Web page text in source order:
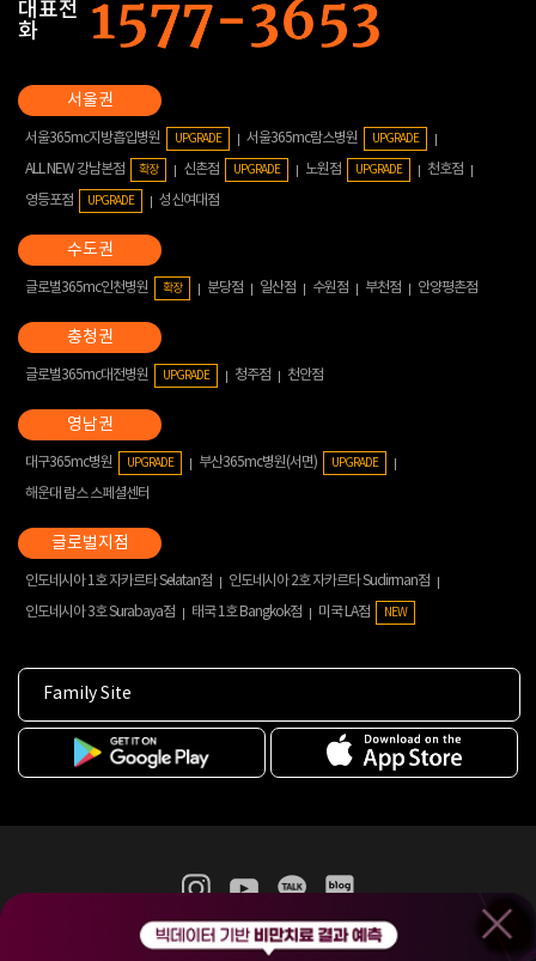
대표전
화
서울365mc지방흡입병원 UPGRADE 서울365mc람스병원 UPGRADE
ALL NEW 강남본점 확장 신촌점 UPGRADE 노원점 UPGRADE
천호점
영등포점
UPGRADE 성신여대점
글로벌365mc인천병원 확장 분당점 일산점 수원점 부천점 안양평촌점
글로벌365mc대전병원 UPGRADE 청주점 천안점
대구365mc병원 UPGRADE 부산365mc병원(서면) UPGRADE
해운대 람스 스페셜센터
인도네시아 1호 자카르타 Selatan점
인도네시아 2호 자카르타 Sudirman점
인도네시아 3호 Surabaya점
태국 1호 Bangkok점 미국 LA점 NEW
Family Site
365mc 병·의원 이용약관
홈페이지 이용약관